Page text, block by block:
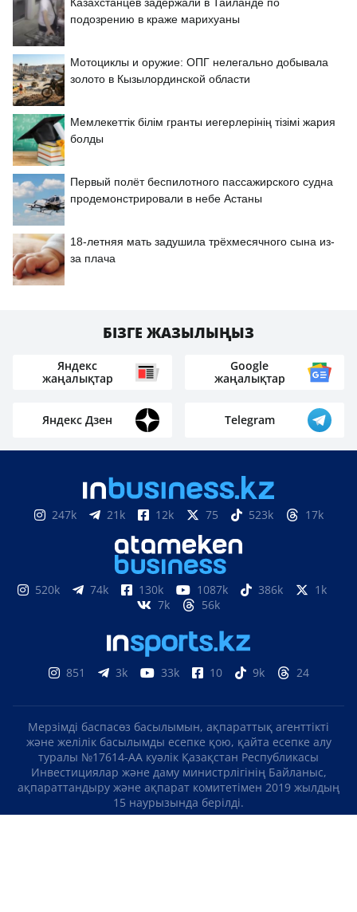
подозрению в краже марихуаны
Мотоциклы и оружие: ОПГ нелегально добывала
золото в Кызылординской области
Мемлекеттік білім гранты иегерлерінің тізімі жария
болды
Первый полёт беспилотного пассажирского судна
продемонстрировали в небе Астаны
18-летняя мать задушила трёхмесячного сына из-
за плача
БІЗГЕ ЖАЗЫЛЫҢЫЗ
Яндекс
жаңалықтар
Google
жаңалықтар
Яндекс Дзен Telegram
247k 21k 12k 75 523k 17k
520k 74k 130k 1087k 386k
1k
7k
56k
851 3k 33k 10 9k 24
Мерзімді баспасөз басылымын, ақпараттық агенттікті
және желілік басылымды есепке қою, қайта есепке алу
туралы №17614-АА куәлік Қазақстан Республикасы
Инвестициялар және даму министрлігінің Байланыс,
ақпараттандыру және ақпарат комитетімен 2019 жылдың
15 наурызында берілді.